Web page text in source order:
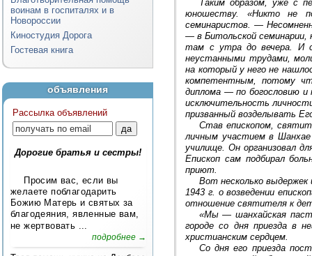
воинам в госпиталях и в
Новороссии
Киностудия Дорога
Гостевая книга
объявления
Рассылка объявлений
Дорогие братья и сестры!
Просим вас, если вы
желаете поблагодарить
Божию Матерь и святых за
благодеяния, явленные вам,
не жертвовать ...
подробнее →
Таким образом, уже с
юношеству. «Никто не
семинаристов. —
— в Битольской семинарии,
там с утра до вечера. И
неустанными трудами,
на который у него не
компетентным, потому
диплома — по богословию
исключительность
призванный возделывать
Став епископом,
личным участием в Шанхае
училище. Он организовал
Епископ сам подбирал
приют.
Вот несколько
1943 г. о возведении
отношение святителя к
«Мы — шанхайская
городе со дня приезда в
христианским сердцем.
Со дня его приезда